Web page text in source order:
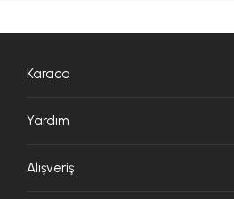
Karaca
Yardım
Alışveriş